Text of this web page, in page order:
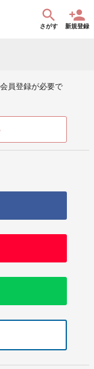
さがす 新規登録
員登録が必要で